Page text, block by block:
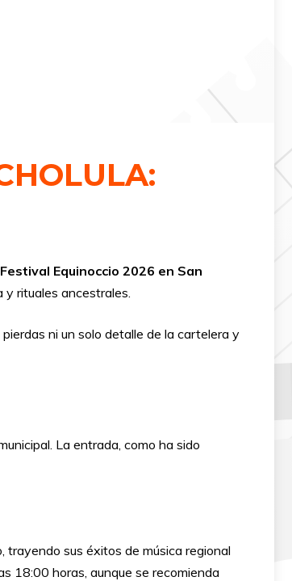
Festival Equinoccio 2026 en San
y rituales ancestrales.
ni un solo detalle de la cartelera y
La entrada, como ha sido
trayendo sus éxitos de música regional
18:00 horas, aunque se recomienda